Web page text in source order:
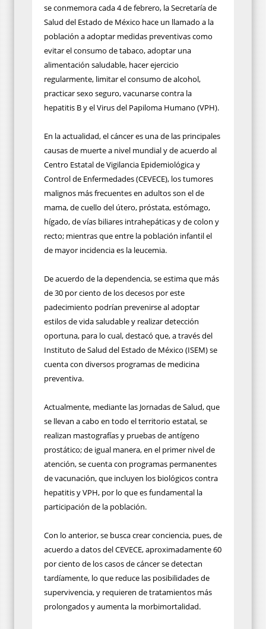
se conmemora cada 4 de febrero, la Secretaría de
Salud del Estado de México hace un llamado a la
población a adoptar medidas preventivas como
evitar el consumo de tabaco, adoptar una
alimentación saludable, hacer ejercicio
regularmente, limitar el consumo de alcohol,
practicar sexo seguro, vacunarse contra la
hepatitis B y el Virus del Papiloma Humano (VPH).
En la actualidad, el cáncer es una de las principales
causas de muerte a nivel mundial y de acuerdo al
Centro Estatal de Vigilancia Epidemiológica y
Control de Enfermedades (CEVECE), los tumores
malignos más frecuentes en adultos son el de
mama, de cuello del útero, próstata, estómago,
hígado, de vías biliares intrahepáticas y de colon y
recto; mientras que entre la población infantil el
de mayor incidencia es la leucemia.
De acuerdo de la dependencia, se estima que más
de 30 por ciento de los decesos por este
padecimiento podrían prevenirse al adoptar
estilos de vida saludable y realizar detección
oportuna, para lo cual, destacó que, a través del
Instituto de Salud del Estado de México (ISEM) se
cuenta con diversos programas de medicina
preventiva.
Actualmente, mediante las Jornadas de Salud, que
se llevan a cabo en todo el territorio estatal, se
realizan mastografías y pruebas de antígeno
prostático; de igual manera, en el primer nivel de
atención, se cuenta con programas permanentes
de vacunación, que incluyen los biológicos contra
hepatitis y VPH, por lo que es fundamental la
participación de la población.
Con lo anterior, se busca crear conciencia, pues, de
acuerdo a datos del CEVECE, aproximadamente 60
por ciento de los casos de cáncer se detectan
tardíamente, lo que reduce las posibilidades de
supervivencia, y requieren de tratamientos más
prolongados y aumenta la morbimortalidad.